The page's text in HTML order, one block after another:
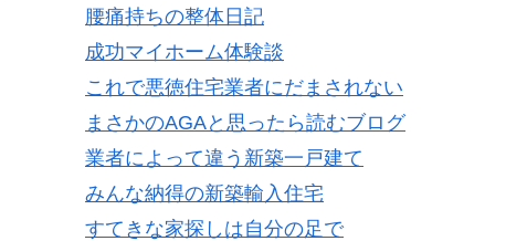
腰痛持ちの整体日記
成功マイホーム体験談
これで悪徳住宅業者にだまされない
まさかのAGAと思ったら読むブログ
業者によって違う新築一戸建て
みんな納得の新築輸入住宅
すてきな家探しは自分の足で